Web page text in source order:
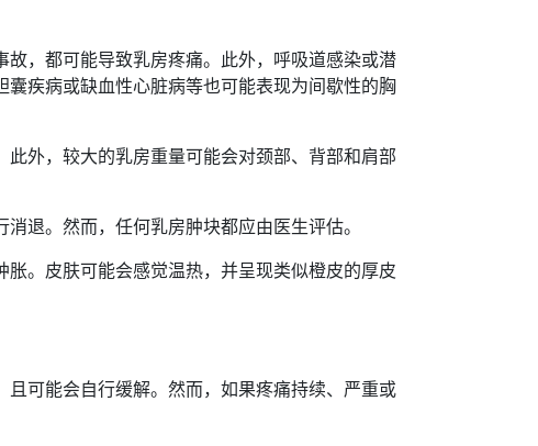
，都可能导致乳房疼痛。此外，呼吸道感染或潜
疾病或缺血性心脏病等也可能表现为间歇性的胸
外，较大的乳房重量可能会对颈部、背部和肩部
退。然而，任何乳房肿块都应由医生评估。
。皮肤可能会感觉温热，并呈现类似橙皮的厚皮
可能会自行缓解。然而，如果疼痛持续、严重或